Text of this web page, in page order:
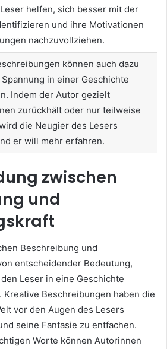
helfen, sich besser mit der
und ihre Motivationen
nachzuvollziehen.
können auch dazu
in einer Geschichte
Indem der Autor gezielt
zurückhält oder nur teilweise
die Neugier des Lesers
er will mehr erfahren.
zwischen
und
Beschreibung und
entscheidender Bedeutung,
Leser in eine Geschichte
Kreative Beschreibungen haben die
vor den Augen des Lesers
seine Fantasie zu entfachen.
Worte können Autorinnen